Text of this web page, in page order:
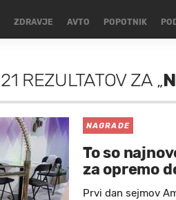
ZDRAVJE AVTO POPOTNIK
REZULTATOVZA„
NAGRADE
To so
za opremo
Prvi dan sejmov